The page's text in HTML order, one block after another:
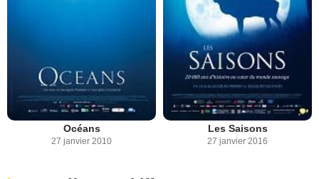
Océans
27 janvier 2010
Les Saisons
27 janvier 2016